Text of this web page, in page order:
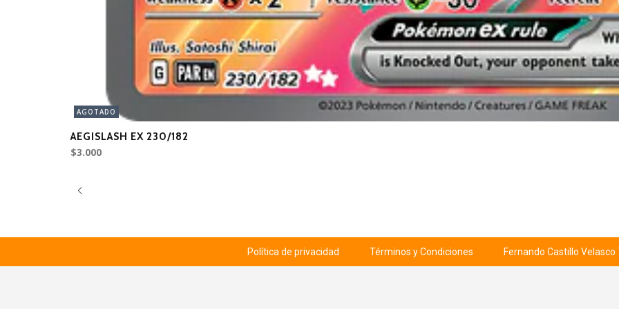
AGOTADO
AEGISLASH EX 230/182
$3.000
Política de privacidad Términos y Condiciones Fernando Castillo Velasco